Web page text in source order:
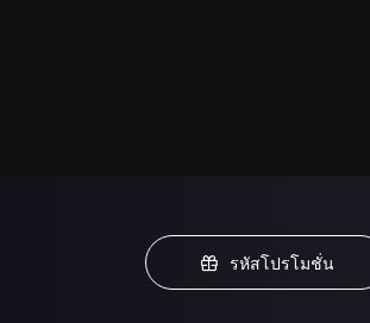
รหัสโปรโมชั่น